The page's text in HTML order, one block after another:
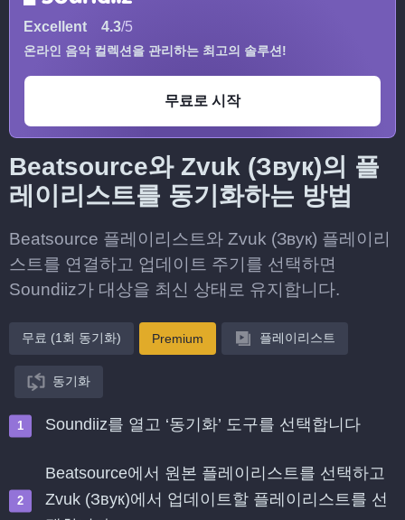
Excellent 4.3/5
온라인 음악 컬렉션을 관리하는 최고의 솔루션!
무료로 시작
Beatsource와 Zvuk (Звук)의 플
레이리스트를 동기화하는 방법
Beatsource 플레이리스트와 Zvuk (Звук) 플레이리
스트를 연결하고 업데이트 주기를 선택하면
Soundiiz가 대상을 최신 상태로 유지합니다.
무료 (1회 동기화) Premium 플레이리스트
동기화
Soundiiz를 열고 ‘동기화’ 도구를 선택합니다
Beatsource에서 원본 플레이리스트를 선택하고
Zvuk (Звук)에서 업데이트할 플레이리스트를 선